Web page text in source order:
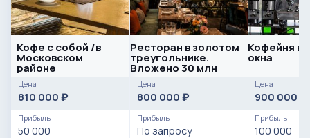
Кофе с собой /в
Московском
районе
Цена
810 000 ₽
Прибыль
50 000
Ресторан в золотом
треугольнике.
Вложено 30 млн
Цена
800 000 ₽
Прибыль
По запросу
Кофейня
окна
Цена
900 000
Прибыль
100 000